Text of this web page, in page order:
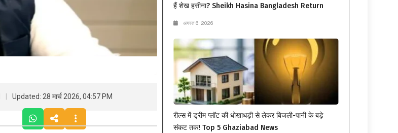
Updated: 28 मार्च 2026, 04:57 PM
हैं शेख हसीना? Sheikh Hasina Bangladesh Return
अगस्त 6, 2026
रील्स में ड्रीम प्लॉट की धोखाधड़ी से लेकर बिजली-पानी के बड़े
संकट तक! Top 5 Ghaziabad News